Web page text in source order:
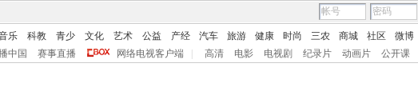
乐 科教 青少 文化 艺术 公益 产经 汽车 旅游 健康 时尚 三农 商城 社区 微博
中国 赛事直播 网络电视客户端 高清 电影 电视剧 纪录片 动画片 公开课